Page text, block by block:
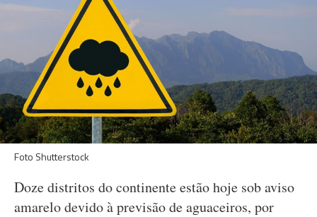
Foto Shutterstock
Doze distritos do continente estão hoje sob aviso
amarelo devido à previsão de aguaceiros, por